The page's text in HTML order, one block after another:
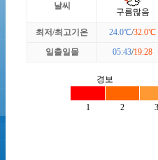
날씨
구름많음
최저/최고기온 24.0℃/32.0℃
일출일몰
05:43/19:28
경보
1 2 3